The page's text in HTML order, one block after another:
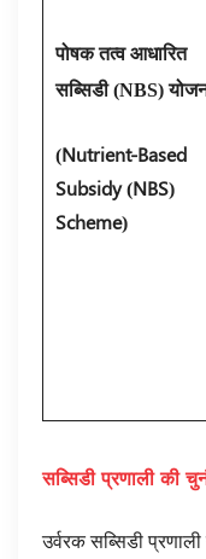
पोषक तत्व आधारित
सब्सिडी (NBS)
(Nutrient-Based
Subsidy (NBS)
Scheme)
सब्सिडी प्रणाली की
उर्वरक सब्सिडी